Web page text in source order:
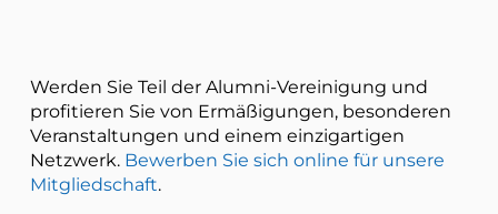
Werden Sie Teil der Alumni-Vereinigung und
profitieren Sie von Ermäßigungen, besonderen
Veranstaltungen und einem einzigartigen
Netzwerk. Bewerben Sie sich online für unsere
Mitgliedschaft.